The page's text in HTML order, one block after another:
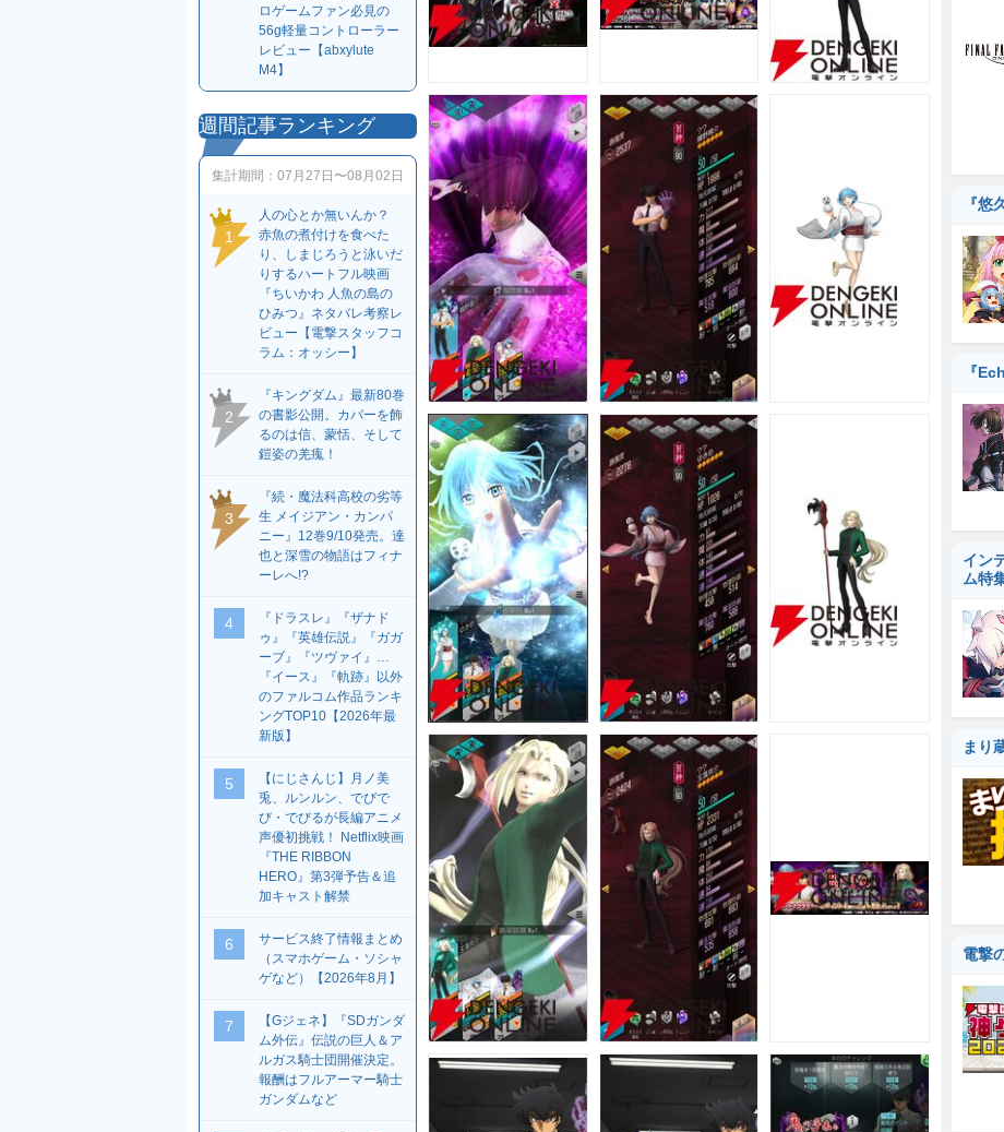
ロゲームファン必見の
56g軽量コントローラー
レビュー【abxylute
M4】
週間記事ランキング
集計期間： 07月27日〜08月02日
1
人の心とか無いんか？
赤魚の煮付けを食べた
り、しまじろうと泳いだ
りするハートフル映画
『ちいかわ 人魚の島の
ひみつ』ネタバレ考察レ
ビュー【電撃スタッフコ
ラム：オッシー】
2
『キングダム』最新80巻
の書影公開。カバーを飾
るのは信、蒙恬、そして
鎧姿の羌瘣！
3
『続・魔法科高校の劣等
生 メイジアン・カンパ
ニー』12巻9/10発売。達
也と深雪の物語はフィナ
ーレへ!?
4
『ドラスレ』『ザナド
ゥ』『英雄伝説』『ガガ
ーブ』『ツヴァイ』…
『イース』『軌跡』以外
のファルコム作品ランキ
ングTOP10【2026年最
新版】
5
【にじさんじ】月ノ美
兎、ルンルン、でびで
び・でびるが長編アニメ
声優初挑戦！ Netflix映画
『THE RIBBON
HERO』第3弾予告＆追
加キャスト解禁
6
サービス終了情報まとめ
（スマホゲーム・ソシャ
ゲなど）【2026年8月】
7
【Gジェネ】『SDガンダ
ム外伝』伝説の巨人＆ア
ルガス騎士団開催決定。
報酬はフルアーマー騎士
ガンダムなど
『悠
『
イン
ム特
まり
電撃